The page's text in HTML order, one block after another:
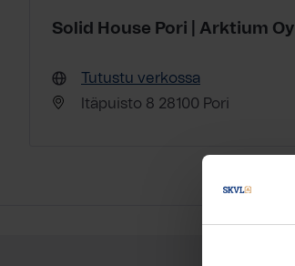
Solid House Pori | Arktium Oy
Tutustu verkossa
Itäpuisto 8 28100 Pori